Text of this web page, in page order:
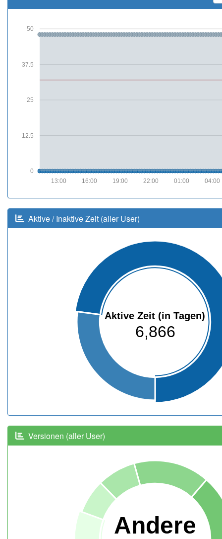
0
12.5
25
37.5
50
04:00
01:00
22:00
19:00
16:00
13:00
Aktive / Inaktive Zeit (aller User)
Aktive Zeit (in Tagen)
6,866
Versionen (aller User)
Andere